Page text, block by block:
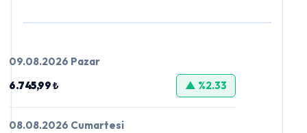
09.08.2026 Pazar
6.745,99 ₺
▲ %2.33
08.08.2026 Cumartesi